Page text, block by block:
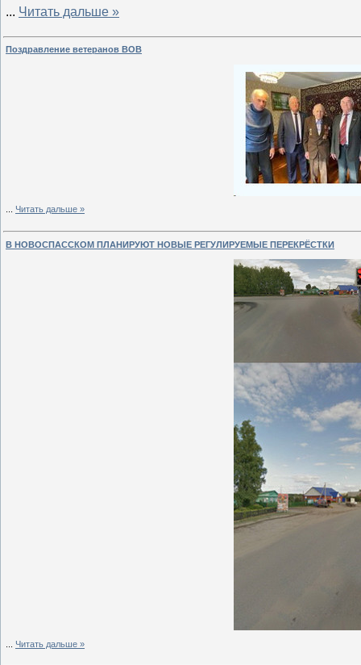
... Читать дальше »
Поздравление ветеранов ВОВ
Читать дальше »
В НОВОСПАССКОМ ПЛАНИРУЮТ НОВЫЕ РЕГУЛИРУЕМЫЕ ПЕРЕКРЁСТКИ
Читать дальше »